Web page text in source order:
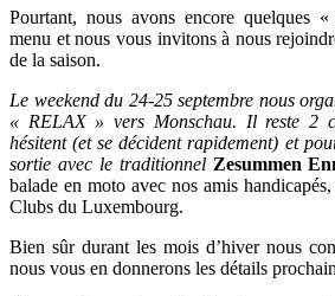
Pourtant, nous avons encore quelques
menu et nous vous invitons à nous
de la saison.
Le weekend du 24-25 septembre nous
« RELAX » vers Monschau. Il reste 2
hésitent (et se décident rapidement) et
sortie avec le traditionnel Zesummen
balade en moto avec nos amis
Clubs du Luxembourg.
Bien sûr durant les mois d’hiver nous
nous vous en donnerons les détails